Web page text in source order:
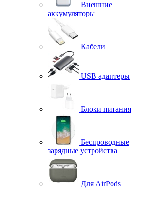
Внешние
аккумуляторы
Кабели
USB адаптеры
Блоки питания
Беспроводные
зарядные устройства
Для AirPods